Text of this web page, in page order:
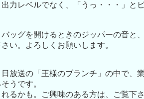
出力レベルでなく、「うっ・・・」と
ッグを開けるときのジッパーの音と
い。よろしくお願いします。
放送の「王様のブランチ」の中で、
うです。
るかも。ご興味のある方は、ご覧下さ